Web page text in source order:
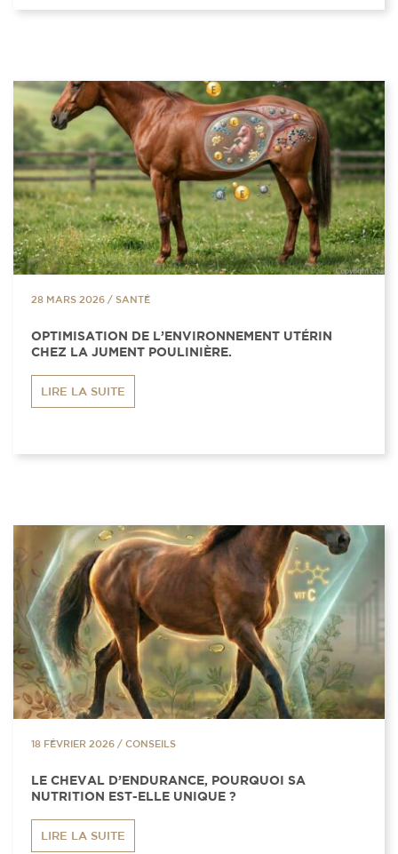
28 MARS 2026 / SANTÉ
OPTIMISATION DE L’ENVIRONNEMENT UTÉRIN
CHEZ LA JUMENT POULINIÈRE.
LIRE LA SUITE
18 FÉVRIER 2026 / CONSEILS
LE CHEVAL D’ENDURANCE, POURQUOI SA
NUTRITION EST-ELLE UNIQUE ?
LIRE LA SUITE